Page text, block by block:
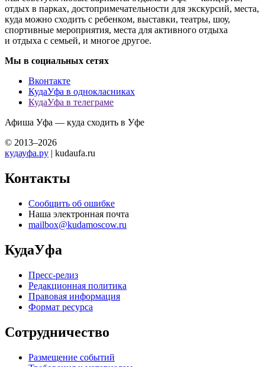
отдых в парках, достопримечательности для экскурсий, места,
куда можно сходить с ребенком, выставки, театры, шоу,
спортивные мероприятия, места для активного отдыха
и отдыха с семьей, и многое другое.
Мы в социальных сетях
Вконтакте
КудаУфа в однокласниках
КудаУфа в телеграме
Афиша Уфа — куда сходить в Уфе
© 2013–2026
кудауфа.ру | kudaufa.ru
Контакты
Сообщить об ошибке
Наша электронная почта
mailbox@kudamoscow.ru
КудаУфа
Пресс-релиз
Редакционная политика
Правовая информация
Формат ресурса
Сотрудничество
Размещение событий